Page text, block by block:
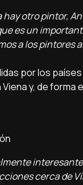
otro pintor,
es un
a los pintores
por los
y, de forma
cerca de